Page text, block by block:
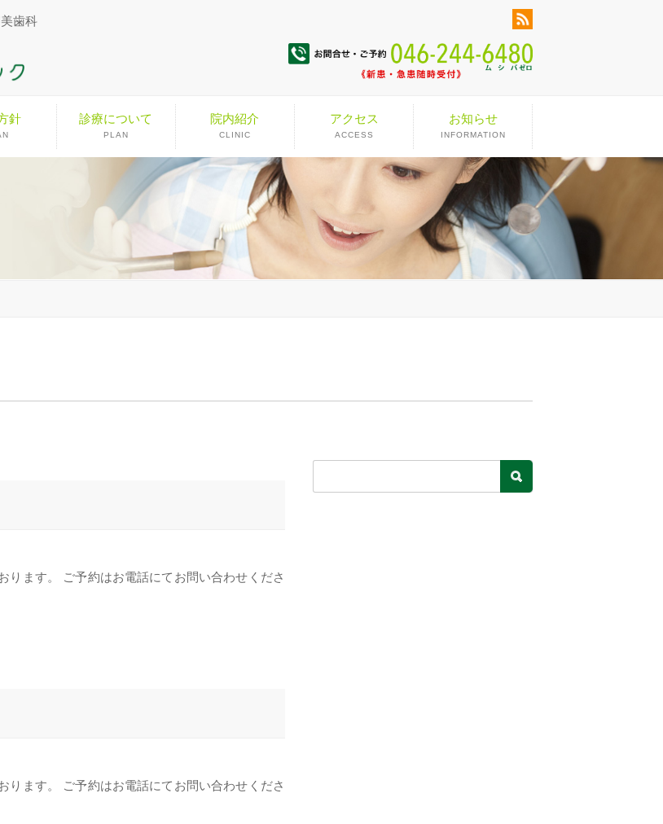
歯科
針 診療について
PLAN
院内紹介
CLINIC
アクセス
ACCESS
お知らせ
INFORMATION
ります。 ご予約はお電話にてお問い合わせくださ
ります。 ご予約はお電話にてお問い合わせくださ